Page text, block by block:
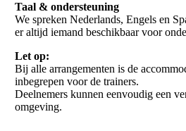
Taal & ondersteuning
We spreken Nederlands, Engels en
er altijd iemand beschikbaar voor
Let op:
Bij alle arrangementen is de
inbegrepen voor de trainers.
Deelnemers kunnen eenvoudig een
omgeving.